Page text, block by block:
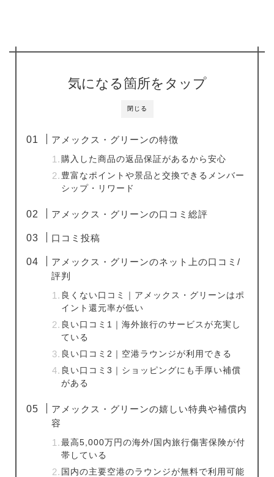
閉じる
気になる箇所をタップ
アメックス・グリーンの特徴
購入した商品の返品保証があるから安心
豊富なポイントや景品と交換できるメンバー
シップ・リワード
アメックス・グリーンの口コミ総評
口コミ投稿
アメックス・グリーンのネット上の口コミ/
評判
良くない口コミ｜アメックス・グリーンはポ
イント還元率が低い
良い口コミ1｜海外旅行のサービスが充実し
ている
良い口コミ2｜空港ラウンジが利用できる
良い口コミ3｜ショッピングにも手厚い補償
がある
アメックス・グリーンの嬉しい特典や補償内
容
最高5,000万円の海外/国内旅行傷害保険が付
帯している
国内の主要空港のラウンジが無料で利用可能